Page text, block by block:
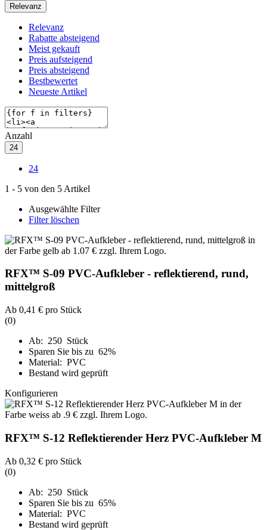
Relevanz
Relevanz
Rabatte absteigend
Meist gekauft
Preis aufsteigend
Preis absteigend
Bestbewertet
Neueste Artikel
Anzahl
24
24
1 - 5 von den 5 Artikel
Ausgewählte Filter
Filter löschen
RFX™ S-09 PVC-Aufkleber - reflektierend, rund,
mittelgroß
Ab 0,41 € pro Stück
(0)
Ab: 250 Stück
Sparen Sie bis zu 62%
Material: PVC
Bestand wird geprüft
Konfigurieren
RFX™ S-12 Reflektierender Herz PVC-Aufkleber M
Ab 0,32 € pro Stück
(0)
Ab: 250 Stück
Sparen Sie bis zu 65%
Material: PVC
Bestand wird geprüft